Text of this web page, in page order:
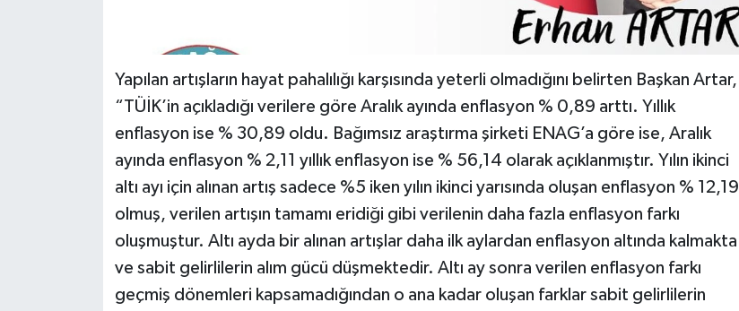
Yapılan artışların hayat pahalılığı karşısında yeterli olmadığını belirten Başkan Artar,
“TÜİK’in açıkladığı verilere göre Aralık ayında enflasyon % 0,89 arttı. Yıllık
enflasyon ise % 30,89 oldu. Bağımsız araştırma şirketi ENAG’a göre ise, Aralık
ayında enflasyon % 2,11 yıllık enflasyon ise % 56,14 olarak açıklanmıştır. Yılın ikinci
altı ayı için alınan artış sadece %5 iken yılın ikinci yarısında oluşan enflasyon % 12,19
olmuş, verilen artışın tamamı eridiği gibi verilenin daha fazla enflasyon farkı
oluşmuştur. Altı ayda bir alınan artışlar daha ilk aylardan enflasyon altında kalmakta
ve sabit gelirlilerin alım gücü düşmektedir. Altı ay sonra verilen enflasyon farkı
geçmiş dönemleri kapsamadığından o ana kadar oluşan farklar sabit gelirlilerin